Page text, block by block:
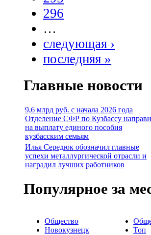
296
…
следующая ›
последняя »
Главные новости
9,6 млрд руб. с начала 2026 года
Отделение СФР по Кузбассу
на выплату единого пособия
кузбасским семьям
Илья Середюк обозначил главные
успехи металлургической отрасли и
наградил лучших работников
Популярное за
Общество
Новокузнецк
Топ